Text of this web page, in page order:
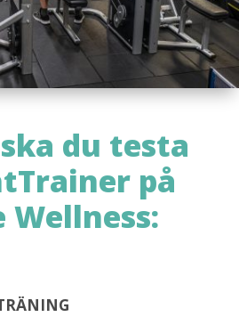
du testa
på
Wellness: